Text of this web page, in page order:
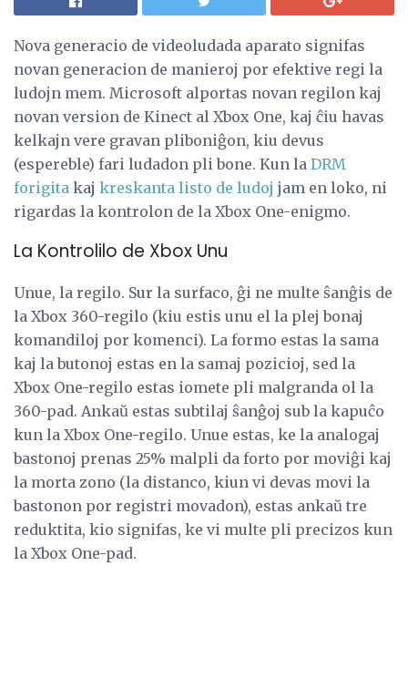
Nova generacio de videoludada aparato signifas
novan generacion de manieroj por efektive regi la
ludojn mem. Microsoft alportas novan regilon kaj
novan version de Kinect al Xbox One, kaj ĉiu havas
kelkajn vere gravan pliboniĝon, kiu devus
(espereble) fari ludadon pli bone. Kun la DRM
forigita kaj kreskanta listo de ludoj jam en loko, ni
rigardas la kontrolon de la Xbox One-enigmo.
La Kontrolilo de Xbox Unu
Unue, la regilo. Sur la surfaco, ĝi ne multe ŝanĝis de
la Xbox 360-regilo (kiu estis unu el la plej bonaj
komandiloj por komenci). La formo estas la sama
kaj la butonoj estas en la samaj pozicioj, sed la
Xbox One-regilo estas iomete pli malgranda ol la
360-pad. Ankaŭ estas subtilaj ŝanĝoj sub la kapuĉo
kun la Xbox One-regilo. Unue estas, ke la analogaj
bastonoj prenas 25% malpli da forto por moviĝi kaj
la morta zono (la distanco, kiun vi devas movi la
bastonon por registri movadon), estas ankaŭ tre
reduktita, kio signifas, ke vi multe pli precizos kun
la Xbox One-pad.